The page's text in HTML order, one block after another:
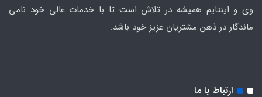
وی و اینتایم همیشه در تلاش است تا با خدمات عالی خود نامی
ماندگار در ذهن مشتریان عزیز خود باشد.
ارتباط با ما